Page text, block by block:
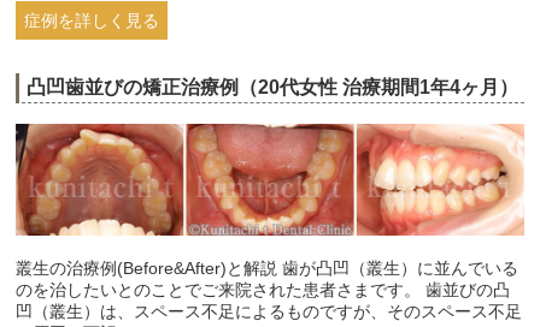
症例を詳しく見る
凸凹歯並びの矯正治療例（20代女性 治療期間1年4ヶ月）
叢生の治療例(Before&After)と解説 歯が凸凹（叢生）に並んでいる
のを治したいとのことでご来院された患者さまです。 歯並びの凸
凹（叢生）は、スペース不足によるものですが、そのスペース不足